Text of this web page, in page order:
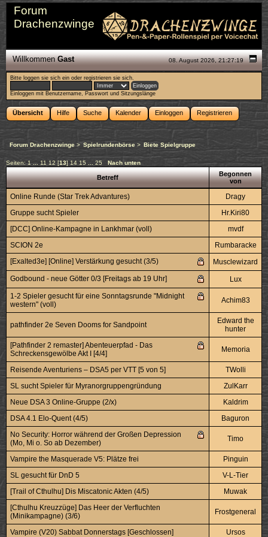
Forum
Drachenzwinge
08. August 2026, 21:27:19
WillkommenGast
Bitte loggen sie sich ein oderregistrieren sie sich.
Einloggen mit Benutzername, Passwort und Sitzungslänge
Übersicht Hilfe Suche Kalender Einloggen Registrieren
Forum Drachenzwinge > Spielrundenbörse> Biete Spielgruppe
Seiten:1 ... 11 12 [13] 14 15 25 Nach unten
Betreff
Begonnen
von
Online Runde (Star Trek Advantures)
Dragy
Gruppe sucht Spieler
Hr.Kiri80
[DCC] Online-Kampagne in Lankhmar (voll)
mvdf
SCION 2e
Rumbaracke
[Exalted3e] [Online] Verstärkung gesucht (3/5)
Musclewizard
Godbound - neue Götter 0/3 [Freitags ab 19 Uhr]
Lux
1-2 Spieler gesucht für eine Sonntagsrunde "Midnight
western" (voll)
Achim83
pathfinder 2e Seven Dooms for Sandpoint
Edward the
hunter
[Pathfinder 2 remaster] Abenteuerpfad - Das
Schreckensgewölbe Akt I [4/4]
Memoria
Reisende Aventuriens – DSA5 per VTT [5 von 5]
TWolli
SL sucht Spieler für Myranorgruppengründung
ZulKarr
Neue DSA 3 Online-Gruppe (2/x)
Kaldrim
DSA 4.1 Elo-Quent (4/5)
Baguron
No Security: Horror während der Großen Depression
(Mo, Mi o. So ab Dezember)
Timo
Vampire the Masquerade V5: Plätze frei
Pinguin
SL gesucht für DnD 5
V-L-Tier
[Trail of Cthulhu] Dis Miscatonic Akten (4/5)
Muwak
[Cthulhu Kreuzzüge] Das Heer der Verfluchten
(Minikampagne) (3/6)
Frostgeneral
Vampire (V20) Sabbat Donnerstags [Geschlossen] Ursos